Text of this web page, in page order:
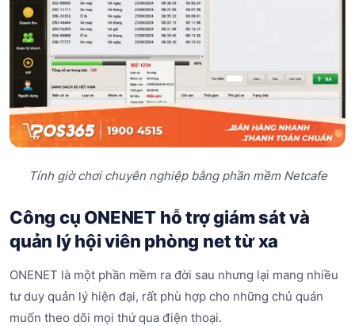
Tính giờ chơi chuyên nghiệp bằng phần mềm Netcafe
Công cụ ONENET hỗ trợ giám sát và
quản lý hội viên phòng net từ xa
ONENET là một phần mềm ra đời sau nhưng lại mang nhiều
tư duy quản lý hiện đại, rất phù hợp cho những chủ quán
muốn theo dõi mọi thứ qua điện thoại.